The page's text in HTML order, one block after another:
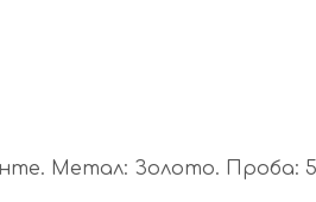
Метал: Золото. Проба: